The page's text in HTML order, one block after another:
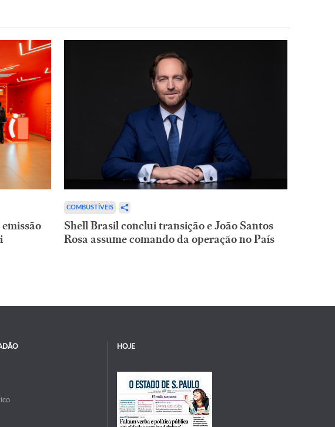
COMBUSTÍVEIS
Shell Brasil conclui transição e João Santos
Rosa assume comando da operação no País
HOJE